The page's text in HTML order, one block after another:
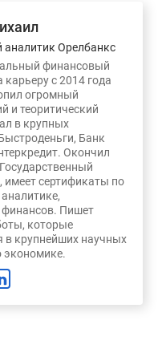
Орелбанкс
финансовый
карьеру с 2014 года
огромный
и теоритический
в крупных
Банк
Окончил
имеет сертификаты по
Пишет
которые
в крупнейших научных
экономике.